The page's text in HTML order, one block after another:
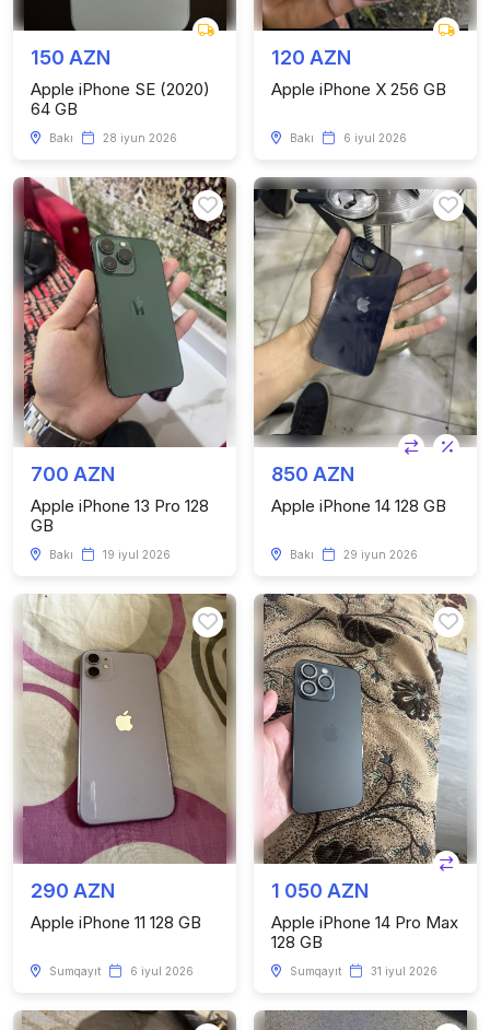
150 AZN
Apple iPhone SE (2020)
64 GB
Bakı 28 iyun 2026
120 AZN
Apple iPhone X 256 GB
Bakı 6 iyul 2026
700 AZN
Apple iPhone 13 Pro 128
GB
Bakı 19 iyul 2026
850 AZN
Apple iPhone 14 128 GB
Bakı 29 iyun 2026
290 AZN
Apple iPhone 11 128 GB
Sumqayıt 6 iyul 2026
1 050 AZN
Apple iPhone 14 Pro Max
128 GB
Sumqayıt 31 iyul 2026